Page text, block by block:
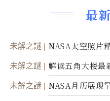
最
未解之謎 NASA太空照片
未解之謎 解读五角大楼最
未解之謎 NASA月历展现